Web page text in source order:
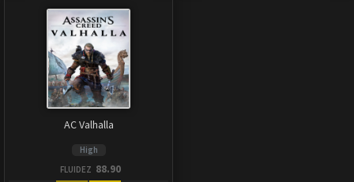
AC Valhalla
High
FLUIDEZ 88.90